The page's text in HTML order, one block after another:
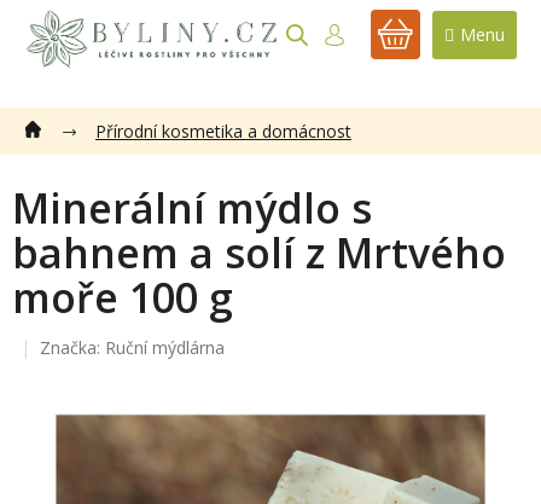
obsah
NÁKUPNÍ
Přírodní kosmetika a domácnost
Minerální mýdlo s
bahnem a solí z Mrtvého
moře 100 g
Značka: Ruční mýdlárna